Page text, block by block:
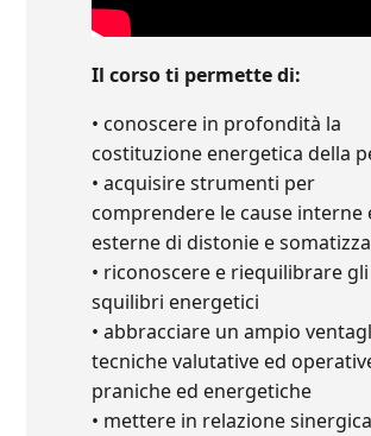
Il corso ti permette di:
• conoscere in profondità la
costituzione energetica della
• acquisire strumenti per
comprendere le cause interne
esterne di distonie e
• riconoscere e riequilibrare gli
squilibri energetici
• abbracciare un ampio
tecniche valutative ed
praniche ed energetiche
• mettere in relazione